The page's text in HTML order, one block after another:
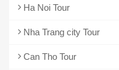
Ha Noi Tour
Nha Trang city Tour
Can Tho Tour